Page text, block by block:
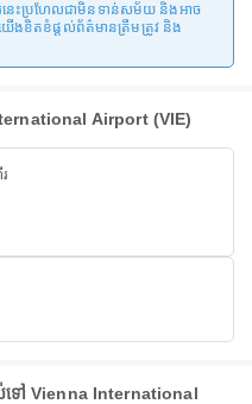
នេះប្រហែលជាមិនទាន់សម័យ និងអាច
ើងខិតខំផ្តល់ព័ត៌មានត្រឹមត្រូវ និង
Airport (VIE)
ទៅ Vienna International